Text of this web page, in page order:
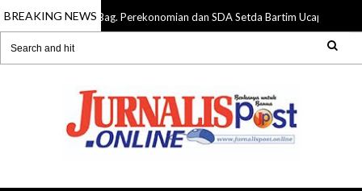
BREAKING NEWS
06 Aug 2026 Bag. Perekonomian dan SDA Setda Bartim Ucapkan